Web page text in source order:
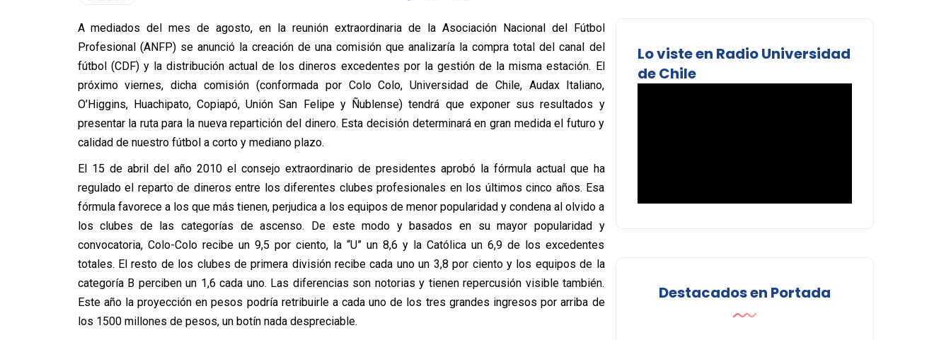
A mediados del mes de agosto, en la reunión extraordinaria de la Asociación Nacional del Fútbol
Profesional (ANFP) se anunció la creación de una comisión que analizaría la compra total del canal del
fútbol (CDF) y la distribución actual de los dineros excedentes por la gestión de la misma estación. El
próximo viernes, dicha comisión (conformada por Colo Colo, Universidad de Chile, Audax Italiano,
O’Higgins, Huachipato, Copiapó, Unión San Felipe y Ñublense) tendrá que exponer sus resultados y
presentar la ruta para la nueva repartición del dinero. Esta decisión determinará en gran medida el futuro y
calidad de nuestro fútbol a corto y mediano plazo.
El 15 de abril del año 2010 el consejo extraordinario de presidentes aprobó la fórmula actual que ha
regulado el reparto de dineros entre los diferentes clubes profesionales en los últimos cinco años. Esa
fórmula favorece a los que más tienen, perjudica a los equipos de menor popularidad y condena al olvido a
los clubes de las categorías de ascenso. De este modo y basados en su mayor popularidad y
convocatoria, Colo-Colo recibe un 9,5 por ciento, la “U” un 8,6 y la Católica un 6,9 de los excedentes
totales. El resto de los clubes de primera división recibe cada uno un 3,8 por ciento y los equipos de la
categoría B perciben un 1,6 cada uno. Las diferencias son notorias y tienen repercusión visible también.
Este año la proyección en pesos podría retribuirle a cada uno de los tres grandes ingresos por arriba de
los 1500 millones de pesos, un botín nada despreciable.
Lo viste en Radio Universidad
de Chile
Destacados en Portada